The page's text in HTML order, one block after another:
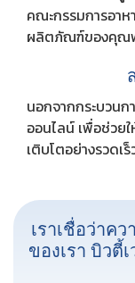
คณะกรรมการอาห
ผลิตภัณฑ์ของคุณ
นอกจากกระบวนก
ออนไลน์ เพื่อช่วย
เติบโตอย่างรวดเร็
เราเชื่อว่าค
ของเรา บิวตี้